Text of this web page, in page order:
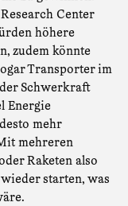
Center
höhere
zudem könnte
Transporter im
Schwerkraft
Energie
mehr
mehreren
Raketen also
starten, was